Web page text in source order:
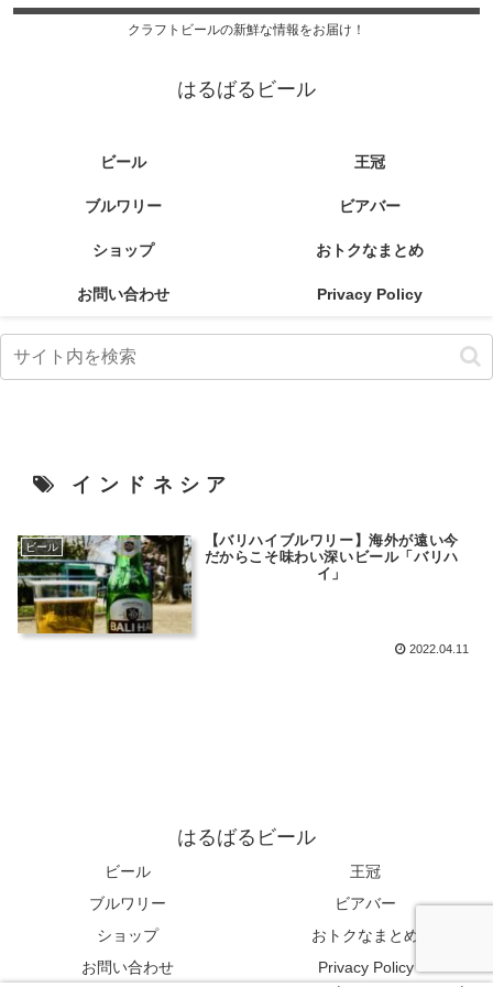
クラフトビールの新鮮な情報をお届け！
はるばるビール
ビール 王冠
ブルワリー ビアバー
ショップ おトクなまとめ
お問い合わせ Privacy Policy
インドネシア
ビール
【バリハイブルワリー】海外が遠い今
だからこそ味わい深いビール「バリハ
イ」
2022.04.11
はるばるビール
ビール
王冠
ブルワリー
ビアバー
ショップ
おトクなまとめ
お問い合わせ
Privacy Policy